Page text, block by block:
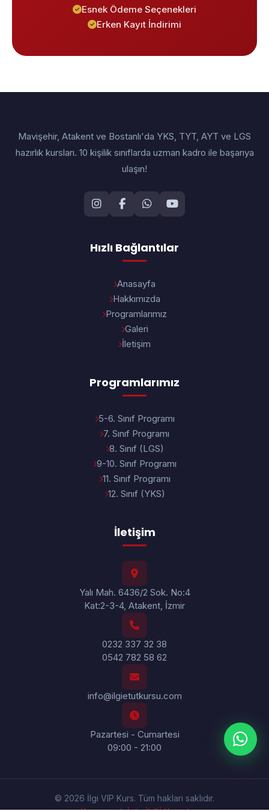
Esnek Ödeme Seçenekleri
Erken Kayıt İndirimi
Mavişehir, Atakent ve Bostanlı'da YKS, TYT, AYT ve LGS
hazırlık kursları. 10 kişilik sınıflarda uzman kadro ile başarıya
ulaşın!
Hızlı Bağlantılar
Anasayfa
Hakkımızda
Programlarımız
Galeri
İletişim
Programlarımız
5-6. Sınıf Programı
7. Sınıf Programı
8. Sınıf (LGS)
9-10. Sınıf Programı
11. Sınıf Programı
12. Sınıf (YKS)
İletişim
Yalı Mah. 6436/2 Sok. No:4
Kat:2-3-4, Atakent, İzmir
0232 337 32 38
0542 782 58 62
info@ilgietutkursu.com
Pazartesi - Cumartesi
09:00 - 21:00
© 2026 İlgi VIP Kurs. Tüm hakları saklıdır.